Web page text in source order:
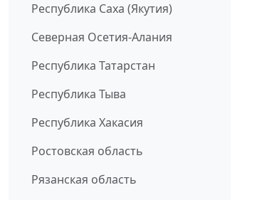
Республика Саха (Якутия)
Северная Осетия-Алания
Республика Татарстан
Республика Тыва
Республика Хакасия
Ростовская область
Рязанская область